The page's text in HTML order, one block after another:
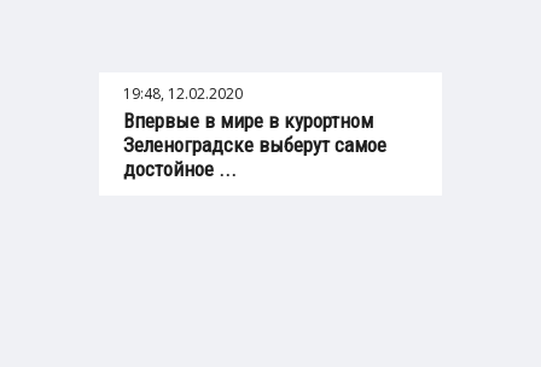
19:48, 12.02.2020
Впервые в мире в курортном
Зеленоградске выберут самое
достойное ...